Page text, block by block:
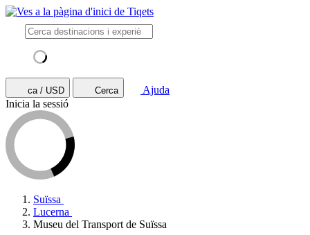
ca / USD Cerca
Ajuda
Inicia la sessió
Suïssa
Lucerna
Museu del Transport de Suïssa